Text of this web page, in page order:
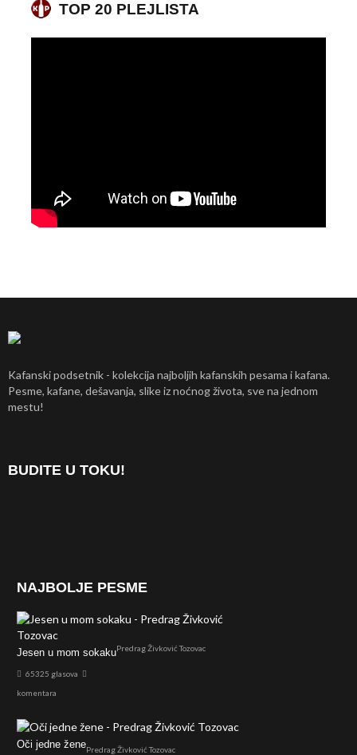
TOP 20 PLEJLISTA
Kafanski podsetnik - kolekcija najboljih kafanskih pesama i kafana.
Pesme, kafane, dešavanja, slike iz noćnog života, sve na jednom
mestu!
BUDITE U TOKU!
NAJBOLJE PESME
Jesen u mom sokakuPredrag Živković Tozovac
65325 glasova
komentara
Oči jedne ženePredrag Živković Tozovac